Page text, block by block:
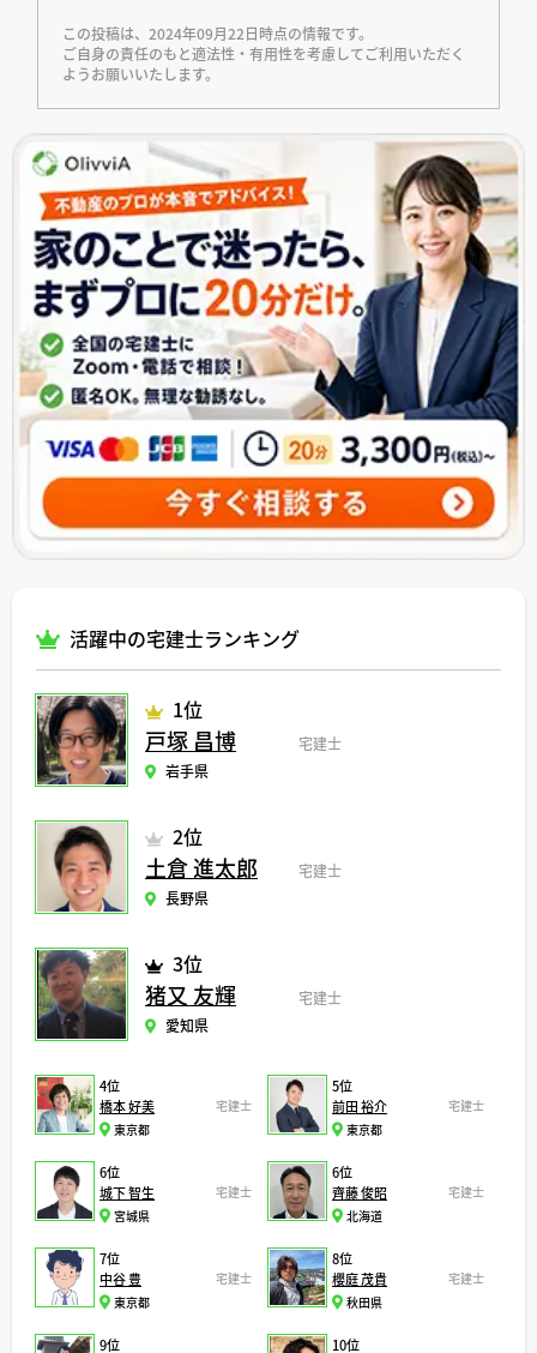
この投稿は、2024年09月22日時点の情報です。
ご自身の責任のもと適法性・有用性を考慮してご利用いただく
ようお願いいたします。
活躍中の宅建士ランキング
1位
戸塚 昌博
宅建士
岩手県
2位
土倉 進太郎
宅建士
長野県
3位
猪又 友輝
宅建士
愛知県
4位
橋本 好美
宅建士
東京都
5位
前田 裕介
宅建士
東京都
6位
城下 智生
宅建士
宮城県
6位
齊藤 俊昭
宅建士
北海道
7位
中谷 豊
宅建士
東京都
8位
櫻庭 茂貴
宅建士
秋田県
9位 10位